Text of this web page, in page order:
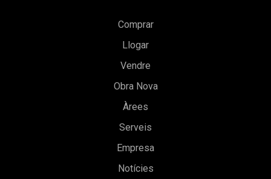
Comprar
Llogar
Vendre
Obra Nova
Àrees
Serveis
Empresa
Notícies